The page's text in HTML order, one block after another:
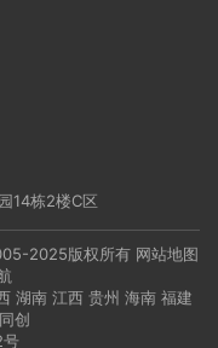
14栋2楼C区
2025版权所有 网站地图
湖南 江西 贵州 海南 福建
创